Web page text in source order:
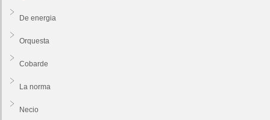
De energia
Orquesta
Cobarde
La norma
Necio